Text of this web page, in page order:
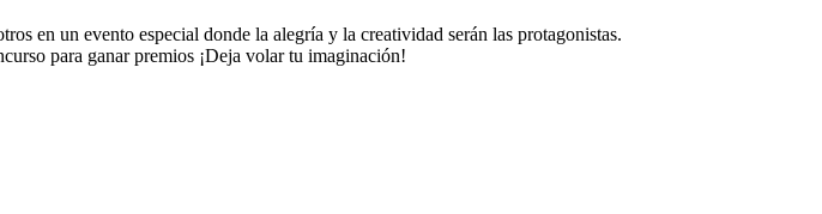
en un evento especial donde la alegría y la creatividad serán las protagonistas.
para ganar premios ¡Deja volar tu imaginación!